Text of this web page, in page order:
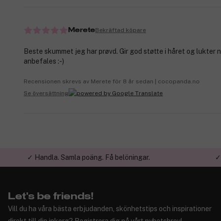
MereteBekräftad köpare
Beste skummet jeg har prøvd. Gir god støtte i håret og lukter
anbefales :-)
Recensionen skrevs av Merete för 8 år sedan | cocopanda.no
Se översättning
✓ Handla. Samla poäng. Få belöningar.
Let's be friends!
Vill du ha våra bästa erbjudanden, skönhetstips och inspirationer